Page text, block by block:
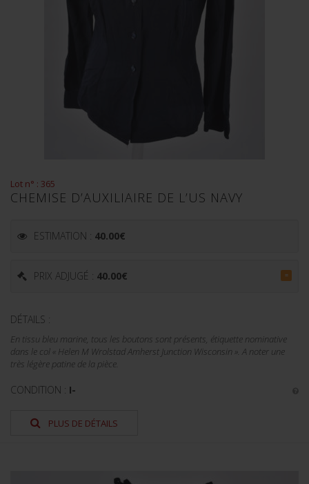
Lot n° : 365
CHEMISE D’AUXILIAIRE DE L’US NAVY
ESTIMATION : 40.00€
PRIX ADJUGÉ : 40.00€ =
DÉTAILS :
En tissu bleu marine, tous les boutons sont présents, étiquette nominative
dans le col « Helen M Wrolstad Amherst Junction Wisconsin ». A noter une
très légère patine de la pièce.
CONDITION : I-
PLUS DE DÉTAILS